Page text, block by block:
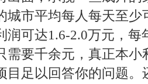
城市平均每人每天至少
润可达1.6-2.0万元，每
需要千余元，真正本
目足以回答你的问题